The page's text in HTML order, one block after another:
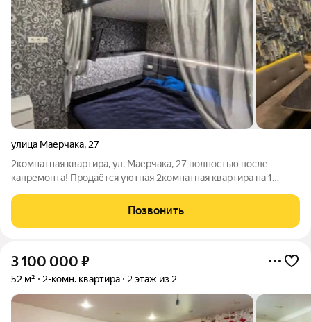
улица Маерчака, 27
2комнатная квартира, ул. Маерчака, 27 полностью после
капремонта! Продаётся уютная 2комнатная квартира на 1
капитальный ремонт, остаётся встроенная мебель можно
Позвонить
3 100 000 ₽
52 м² 2-комн. квартира 2 этаж из 2